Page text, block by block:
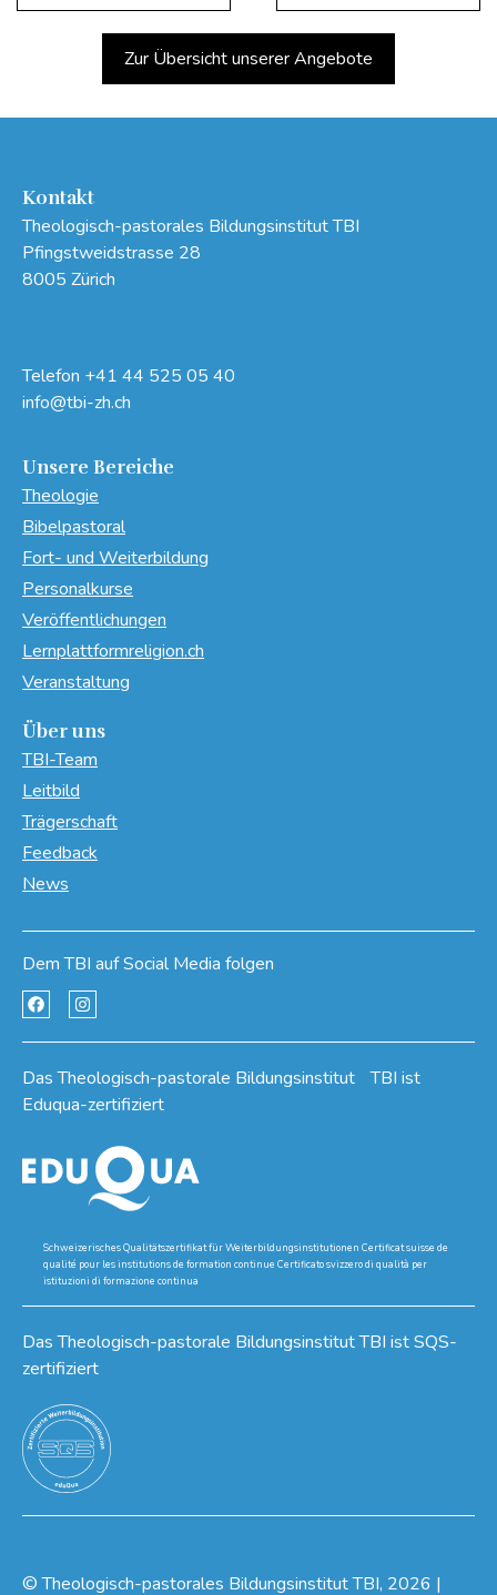
Zur Übersicht unserer Angebote
Kontakt
Theologisch-pastorales Bildungsinstitut TBI
Pfingstweidstrasse 28
8005 Zürich
Telefon +41 44 525 05 40
info@tbi-zh.ch
Unsere Bereiche
Theologie
Bibelpastoral
Fort- und Weiterbildung
Personalkurse
Veröffentlichungen
Lernplattformreligion.ch
Veranstaltung
Über uns
TBI-Team
Leitbild
Trägerschaft
Feedback
News
Das Theologisch-pastorale Bildungsinstitut TBI ist
Eduqua-zertifiziert
Schweizerisches Qualitätszertifikat für Weiterbildungsinstitutionen Certificat suisse de
qualité pour les institutions de formation continue Certificato svizzero di qualità per
istituzioni di formazione continua
Das Theologisch-pastorale Bildungsinstitut TBI ist SQS-
zertifiziert
Dem TBI auf Social Media folgen
©Theologisch-pastorales Bildungsinstitut TBI, 2026 |